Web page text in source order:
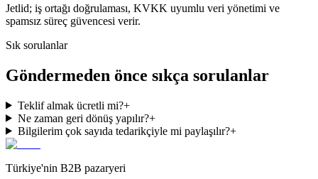
Jetlid; iş ortağı doğrulaması, KVKK uyumlu veri yönetimi ve
spamsız süreç güvencesi verir.
Sık sorulanlar
Göndermeden önce sıkça sorulanlar
Teklif almak ücretli mi?+
Ne zaman geri dönüş yapılır?+
Bilgilerim çok sayıda tedarikçiyle mi paylaşılır?+
Türkiye'nin B2B pazaryeri